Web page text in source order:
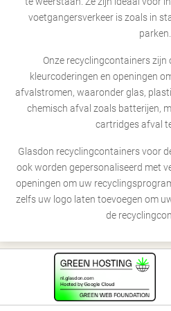
voetgangersverkeer is zoals in
parken.
Onze recyclingcontainers
kleurcoderingen en openingen
afvalstromen, waaronder glas,
chemisch afval zoals batterijen,
cartridges afval
Glasdon recyclingcontainers voor
ook worden gepersonaliseerd met
openingen om uw
zelfs uw logo laten toevoegen om
de